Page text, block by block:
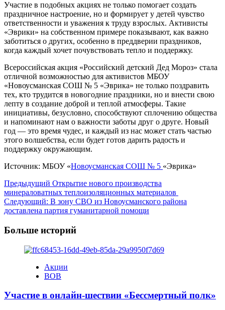
Участие в подобных акциях не только помогает создать
праздничное настроение, но и формирует у детей чувство
ответственности и уважения к труду взрослых. Активисты
«Эврики» на собственном примере показывают, как важно
заботиться о других, особенно в преддверии праздников,
когда каждый хочет почувствовать тепло и поддержку.
Всероссийская акция «Российский детский Дед Мороз» стала
отличной возможностью для активистов МБОУ
«Новоусманская СОШ № 5 «Эврика» не только поздравить
тех, кто трудится в новогодние праздники, но и внести свою
лепту в создание доброй и теплой атмосферы. Такие
инициативы, безусловно, способствуют сплочению общества
и напоминают нам о важности заботы друг о друге. Новый
год — это время чудес, и каждый из нас может стать частью
этого волшебства, если будет готов дарить радость и
поддержку окружающим.
Источник: МБОУ «Новоусманская СОШ № 5 «Эврика»
Навигация
записи
Предыдущий Открытие нового производства
минераловатных теплоизоляционных материалов
Следующий: В зону СВО из Новоусманского района
доставлена партия гуманитарной помощи
Больше историй
Акции
ВОВ
Участие в онлайн-шествии «Бессмертный полк»